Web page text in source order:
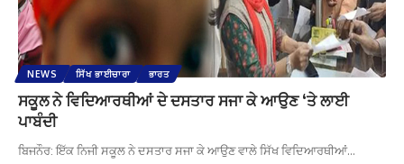
NEWS ਸਿੱਖ ਭਾਈਚਾਰਾ ਭਾਰਤ
ਸਕੂਲ ਨੇ ਵਿਦਿਆਰਥੀਆਂ ਦੇ ਦਸਤਾਰ ਸਜਾ ਕੇ ਆਉਣ ‘ਤੇ ਲਾਈ
ਪਾਬੰਦੀ
ਬਿਜਨੌਰ: ਇੱਕ ਨਿਜੀ ਸਕੂਲ ਨੇ ਦਸਤਾਰ ਸਜਾ ਕੇ ਆਉਣ ਵਾਲੇ ਸਿੱਖ ਵਿਦਿਆਰਥੀਆਂ…